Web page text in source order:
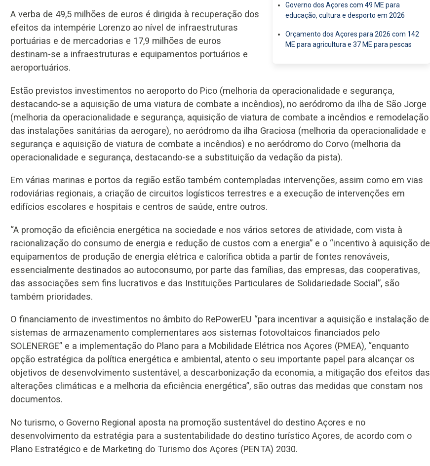
Governo dos Açores com 49 ME para
educação, cultura e desporto em 2026
Orçamento dos Açores para 2026 com 142
ME para agricultura e 37 ME para pescas
A verba de 49,5 milhões de euros é dirigida à recuperação dos
efeitos da intempérie Lorenzo ao nível de infraestruturas
portuárias e de mercadorias e 17,9 milhões de euros
destinam-se a infraestruturas e equipamentos portuários e
aeroportuários.
Estão previstos investimentos no aeroporto do Pico (melhoria da operacionalidade e segurança,
destacando-se a aquisição de uma viatura de combate a incêndios), no aeródromo da ilha de São Jorge
(melhoria da operacionalidade e segurança, aquisição de viatura de combate a incêndios e remodelação
das instalações sanitárias da aerogare), no aeródromo da ilha Graciosa (melhoria da operacionalidade e
segurança e aquisição de viatura de combate a incêndios) e no aeródromo do Corvo (melhoria da
operacionalidade e segurança, destacando-se a substituição da vedação da pista).
Em várias marinas e portos da região estão também contempladas intervenções, assim como em vias
rodoviárias regionais, a criação de circuitos logísticos terrestres e a execução de intervenções em
edifícios escolares e hospitais e centros de saúde, entre outros.
“A promoção da eficiência energética na sociedade e nos vários setores de atividade, com vista à
racionalização do consumo de energia e redução de custos com a energia” e o “incentivo à aquisição de
equipamentos de produção de energia elétrica e calorífica obtida a partir de fontes renováveis,
essencialmente destinados ao autoconsumo, por parte das famílias, das empresas, das cooperativas,
das associações sem fins lucrativos e das Instituições Particulares de Solidariedade Social”, são
também prioridades.
O financiamento de investimentos no âmbito do RePowerEU “para incentivar a aquisição e instalação de
sistemas de armazenamento complementares aos sistemas fotovoltaicos financiados pelo
SOLENERGE” e a implementação do Plano para a Mobilidade Elétrica nos Açores (PMEA), “enquanto
opção estratégica da política energética e ambiental, atento o seu importante papel para alcançar os
objetivos de desenvolvimento sustentável, a descarbonização da economia, a mitigação dos efeitos das
alterações climáticas e a melhoria da eficiência energética”, são outras das medidas que constam nos
documentos.
No turismo, o Governo Regional aposta na promoção sustentável do destino Açores e no
desenvolvimento da estratégia para a sustentabilidade do destino turístico Açores, de acordo com o
Plano Estratégico e de Marketing do Turismo dos Açores (PENTA) 2030.